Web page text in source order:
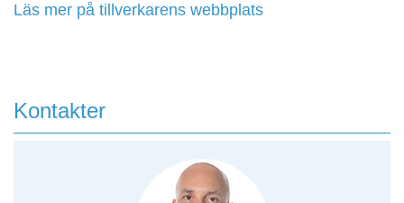
Läs mer på tillverkarens webbplats
Kontakter